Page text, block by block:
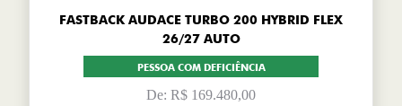
FASTBACK AUDACE TURBO 200 HYBRID FLEX
26/27 AUTO
PESSOA COM DEFICIÊNCIA
De: R$ 169.480,00